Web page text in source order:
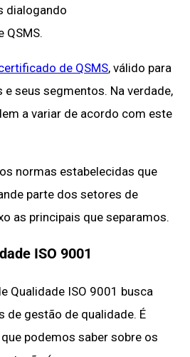
QSMS.
de QSMS, válido para
seus segmentos. Na verdade,
a variar de acordo com este
normas estabelecidas que
parte dos setores de
as principais que separamos.
ISO 9001
Qualidade ISO 9001 busca
gestão de qualidade. É
podemos saber sobre os